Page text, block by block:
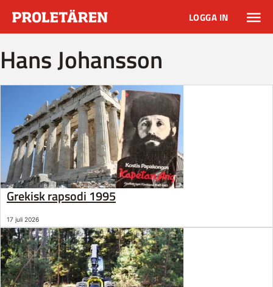
LOGGA IN
Hans Johansson
Grekisk rapsodi 1995
17 juli 2026